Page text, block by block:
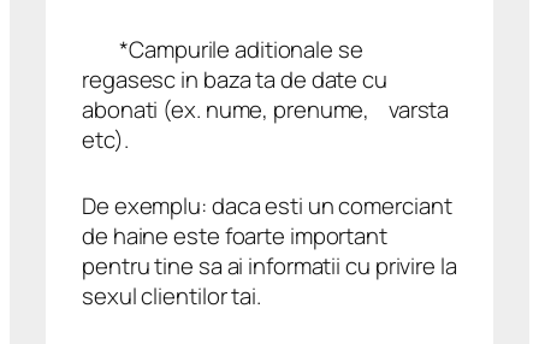
*Campurile aditionale se
regasesc in baza ta de date cu
abonati (ex. nume, prenume, varsta
etc).
De exemplu: daca esti un comerciant
de haine este foarte important
pentru tine sa ai informatii cu privire la
sexul clientilor tai.